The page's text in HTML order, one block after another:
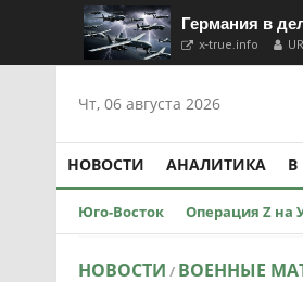
Германия в
x-true.info